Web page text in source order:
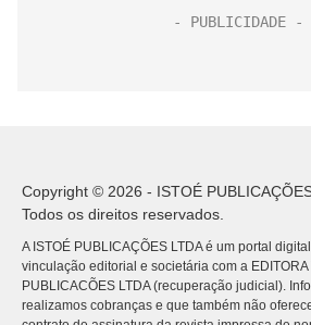
Copyright © 2026 - ISTOÉ
Todos os direitos reservados.
A ISTOÉ PUBLICAÇÕES LTDA é um portal
vinculação editorial e societária com a
PUBLICACÕES LTDA (recuperação judicial).
realizamos cobranças e que também não